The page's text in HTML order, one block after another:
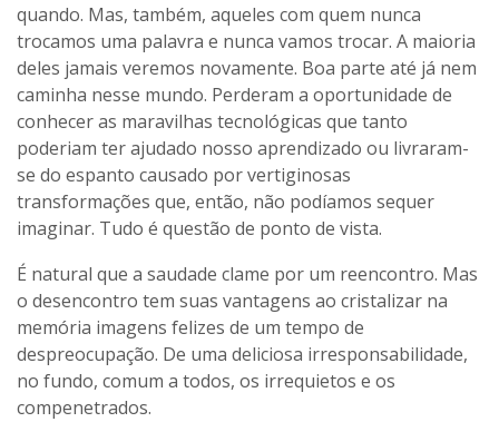
quando. Mas, também, aqueles com quem nunca
trocamos uma palavra e nunca vamos trocar. A maioria
deles jamais veremos novamente. Boa parte até já nem
caminha nesse mundo. Perderam a oportunidade de
conhecer as maravilhas tecnológicas que tanto
poderiam ter ajudado nosso aprendizado ou livraram-
se do espanto causado por vertiginosas
transformações que, então, não podíamos sequer
imaginar. Tudo é questão de ponto de vista.
É natural que a saudade clame por um reencontro. Mas
o desencontro tem suas vantagens ao cristalizar na
memória imagens felizes de um tempo de
despreocupação. De uma deliciosa irresponsabilidade,
no fundo, comum a todos, os irrequietos e os
compenetrados.